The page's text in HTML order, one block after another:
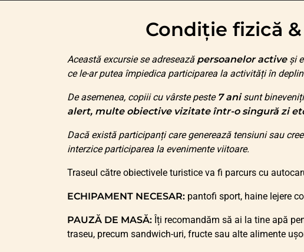
Condiție fizică
Această excursie se adresează persoanelor activeși
ce le-ar putea împiedica participarea la activități în
De asemenea, copiii cu vârste peste 7 anisunt
alert, multe obiective vizitate într-o singură zi
Dacă există participanți care generează tensiuni sau
interzice participarea la evenimente viitoare.
Traseul către obiectivele turistice va fi parcurs cu
ECHIPAMENT NECESAR: pantofi sport, haine lejere
PAUZĂ DE MASĂ: Îți recomandăm să ai la tine apă
traseu, precum sandwich-uri, fructe sau alte alimente